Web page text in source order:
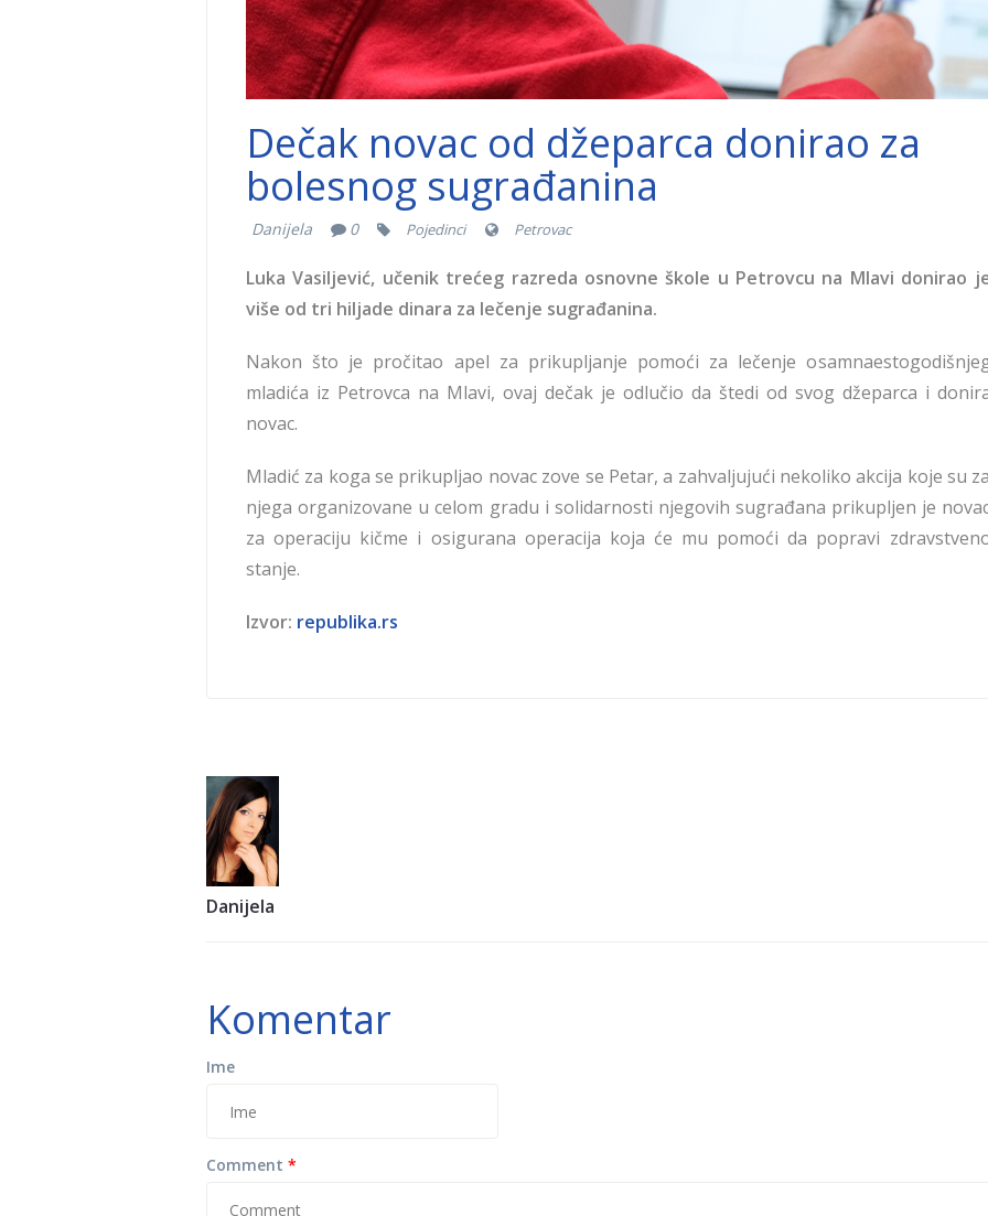
Dečak novac od džeparca donirao za
bolesnog sugrađanina
Danijela 0 Pojedinci Petrovac
Luka Vasiljević, učenik trećeg razreda osnovne škole u Petrovcu na Mlavi donirao
više od tri hiljade dinara za lečenje sugrađanina.
Nakon što je pročitao apel za prikupljanje pomoći za lečenje
mladića iz Petrovca na Mlavi, ovaj dečak je odlučio da štedi od svog džeparca i
novac.
Mladić za koga se prikupljao novac zove se Petar, a zahvaljujući nekoliko akcija koje su za
njega organizovane u celom gradu i solidarnosti njegovih sugrađana prikupljen je
za operaciju kičme i osigurana operacija koja će mu pomoći da popravi
stanje.
Izvor: republika.rs
Danijela
Komentar
Ime
Comment *